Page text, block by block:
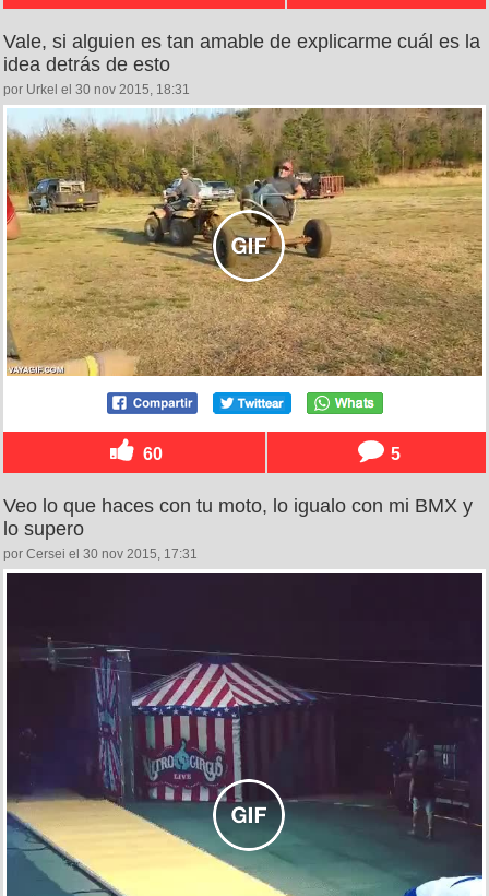
Vale, si alguien es tan amable de explicarme cuál es la
idea detrás de esto
por Urkel el 30 nov 2015, 18:31
60 5
Veo lo que haces con tu moto, lo igualo con mi BMX y
lo supero
por Cersei el 30 nov 2015, 17:31